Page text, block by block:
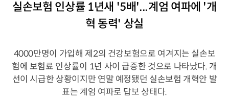
실손보험 인상률 1년새 '5배'...계엄 여파에 '개
혁 동력' 상실
4000만명이 가입해 제2의 건강보험으로 여겨지는 실손보
험에 보험료 인상률이 1년 사이 급증한 것으로 나타났다. 개
선이 시급한 상황이지만 연말 예정됐던 실손보험 개혁안 발
표는 계엄 여파로 답보 상태다.